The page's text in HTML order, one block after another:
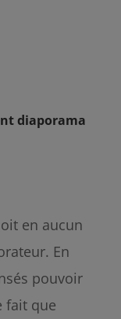
diaporama
en aucun
En
pouvoir
fait que